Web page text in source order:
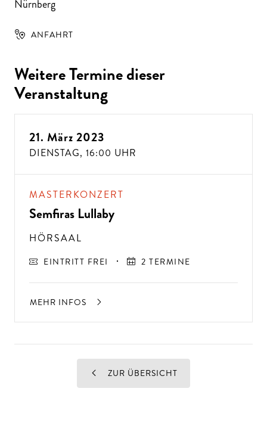
Nürnberg
ANFAHRT
Weitere Termine dieser
Veranstaltung
21. März 2023
DIENSTAG, 16:00 UHR
MASTERKONZERT
Semfiras Lullaby
HÖRSAAL
EINTRITT FREI 2 TERMINE
MEHR INFOS
ZUR ÜBERSICHT